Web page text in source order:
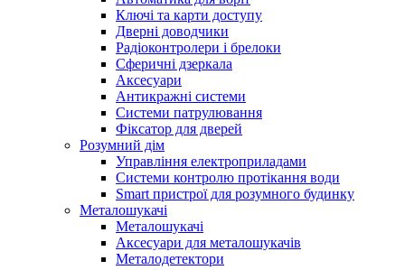
Ключі та карти доступу
Дверні доводчики
Радіоконтролери і брелоки
Сферичні дзеркала
Аксесуари
Антикражні системи
Системи патрулювання
Фіксатор для дверей
Розумний дім
Управління електроприладами
Системи контролю протікання води
Smart пристрої для розумного будинку
Металошукачі
Металошукачі
Аксесуари для металошукачів
Металодетектори